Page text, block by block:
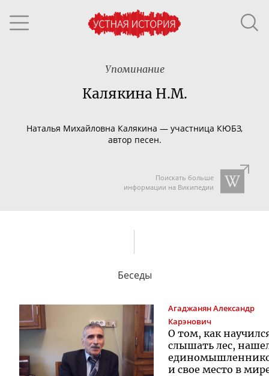
Упоминание
Калякина Н.М.
Наталья Михайловна Калякина — участница КЮБЗ,
автор песен.
Поискать больше
информации на Википедии
Беседы
АгаджанянАлександр
Карэнович
О том, как
слышать лес,
и свое место в